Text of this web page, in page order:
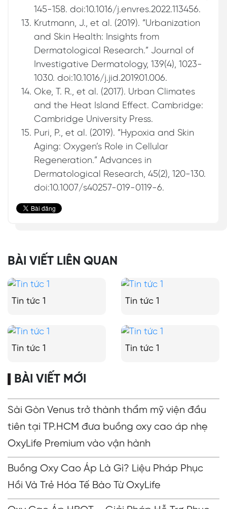
145-158. doi:10.1016/j.envres.2022.113456.
Krutmann, J., et al. (2019). “Urbanization
and Skin Health: Insights from
Dermatological Research.” Journal of
Investigative Dermatology, 139(4), 1023-
1030. doi:10.1016/j.jid.2019.01.006.
Oke, T. R., et al. (2017). Urban Climates
and the Heat Island Effect. Cambridge:
Cambridge University Press.
Puri, P., et al. (2019). “Hypoxia and Skin
Aging: Oxygen’s Role in Cellular
Regeneration.” Advances in
Dermatological Research, 45(2), 120-130.
doi:10.1007/s40257-019-0119-6.
BÀI VIẾT LIÊN QUAN
Tin tức 1 Tin tức 1
Tin tức 1 Tin tức 1
BÀI VIẾT MỚI
Sài Gòn Venus trở thành thẩm mỹ viện đầu
tiên tại TP.HCM đưa buồng oxy cao áp nhẹ
OxyLife Premium vào vận hành
Buồng Oxy Cao Áp Là Gì? Liệu Pháp Phục
Hồi Và Trẻ Hóa Tế Bào Từ OxyLife